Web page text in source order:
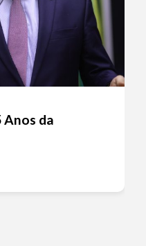
Anos da